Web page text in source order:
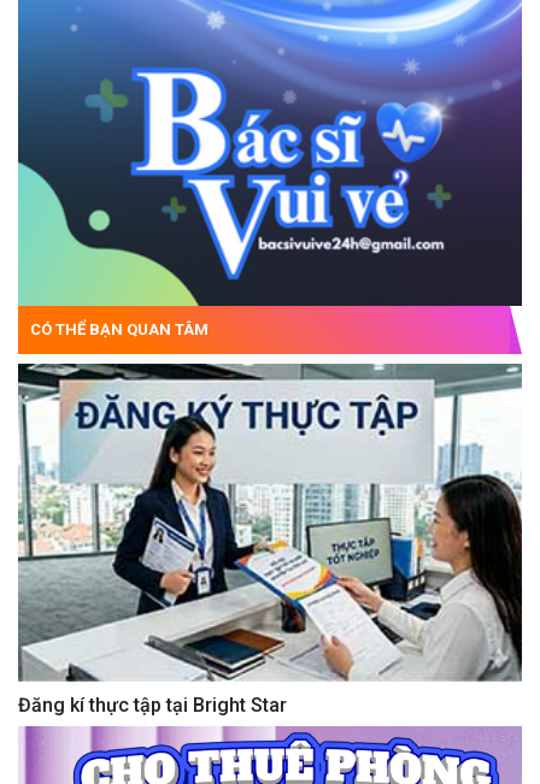
CÓ THỂ BẠN QUAN TÂM
Đăng kí thực tập tại Bright Star